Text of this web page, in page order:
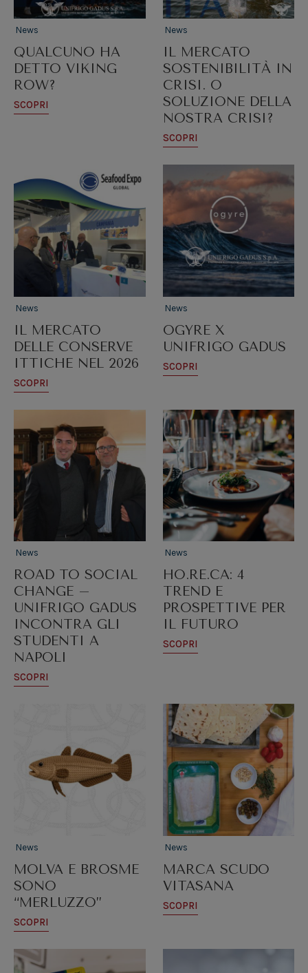
News
QUALCUNO HA
DETTO VIKING
ROW?
SCOPRI
News
IL MERCATO
SOSTENIBILITÀ IN
CRISI. O
SOLUZIONE DELLA
NOSTRA CRISI?
SCOPRI
News
IL MERCATO
DELLE CONSERVE
ITTICHE NEL 2026
SCOPRI
News
OGYRE X
UNIFRIGO GADUS
SCOPRI
News
ROAD TO SOCIAL
CHANGE –
UNIFRIGO GADUS
INCONTRA GLI
STUDENTI A
NAPOLI
SCOPRI
News
HO.RE.CA: 4
TREND E
PROSPETTIVE PER
IL FUTURO
SCOPRI
News
MOLVA E BROSME
SONO
“MERLUZZO”
SCOPRI
News
MARCA SCUDO
VITASANA
SCOPRI